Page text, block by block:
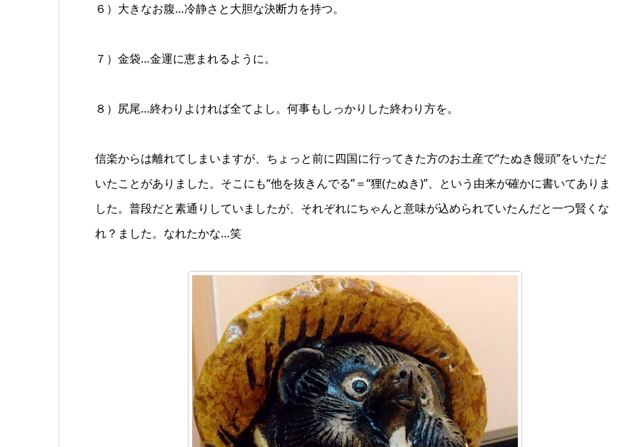
６）大きなお腹…冷静さと大胆な決断力を持つ。
７）金袋…金運に恵まれるように。
８）尻尾…終わりよければ全てよし。何事もしっかりした終わり方を。
信楽からは離れてしまいますが、ちょっと前に四国に行ってきた方のお土産で“たぬき饅頭”をいただ
いたことがありました。そこにも“他を抜きんでる”＝“狸(たぬき)”、という由来が確かに書いてありま
した。普段だと素通りしていましたが、それぞれにちゃんと意味が込められていたんだと一つ賢くな
れ？ました。なれたかな…笑